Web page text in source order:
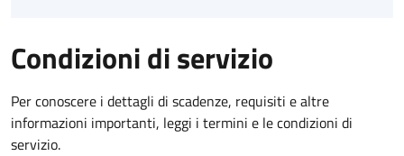
Condizioni di servizio
Per conoscere i dettagli di scadenze, requisiti e altre
informazioni importanti, leggi i termini e le condizioni di
servizio.